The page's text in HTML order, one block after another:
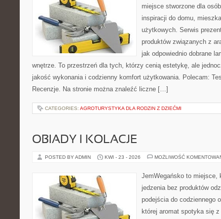
miejsce stworzone dla
inspiracji do domu,
użytkowych. Serwis
produktów związanych z
jak odpowiednio dobrane
wnętrze. To przestrzeń dla tych, którzy cenią estetykę, ale
jakość wykonania i codzienny komfort użytkowania. Polecam:
Recenzje. Na stronie można znaleźć liczne […]
CATEGORIES: AGROTURYSTYKA DLA RODZIN Z DZIEĆMI
OBIADY I KOLACJE
POSTED BY ADMIN KWI - 23 - 2026 MOŻLIWOŚĆ
JemWegańsko to miejsce,
jedzenia bez produktów
podejścia do codziennego
której aromat spotyka się